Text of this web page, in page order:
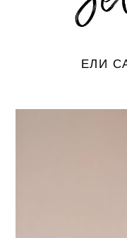
ЕЛИ